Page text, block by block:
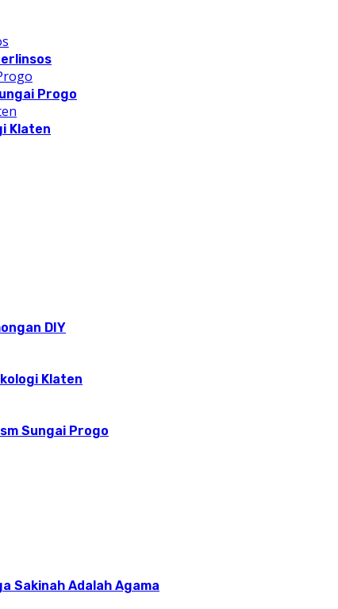
Progo
Klaten
DIY
Klaten
Sungai Progo
Sakinah Adalah Agama